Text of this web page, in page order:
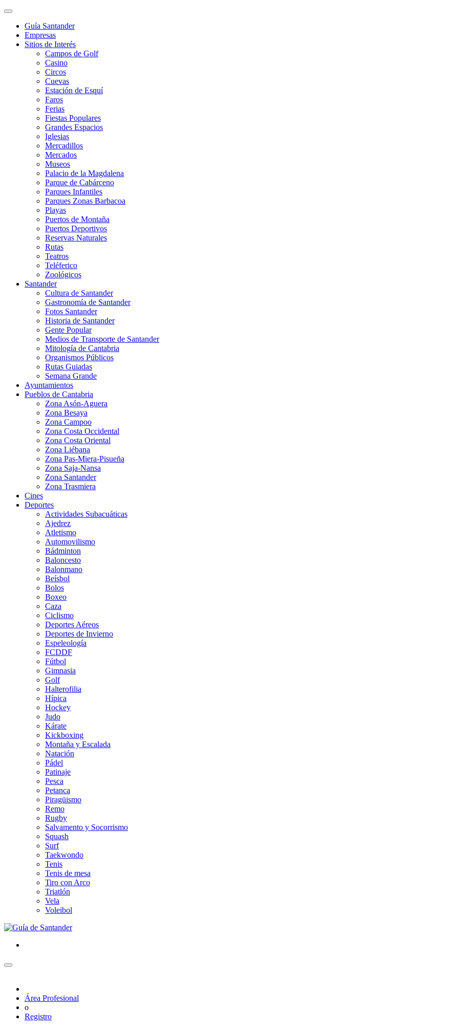
Guía Santander
Empresas
Sitios de Interés
Campos de Golf
Casino
Circos
Cuevas
Estación de Esquí
Faros
Ferias
Fiestas Populares
Grandes Espacios
Iglesias
Mercadillos
Mercados
Museos
Palacio de la Magdalena
Parque de Cabárceno
Parques Infantiles
Parques Zonas Barbacoa
Playas
Puertos de Montaña
Puertos Deportivos
Reservas Naturales
Rutas
Teatros
Teléferico
Zoológicos
Santander
Cultura de Santander
Gastronomía de Santander
Fotos Santander
Historia de Santander
Gente Popular
Medios de Transporte de Santander
Mitología de Cantabria
Organismos Públicos
Rutas Guiadas
Semana Grande
Ayuntamientos
Pueblos de Cantabria
Zona Asón-Aguera
Zona Besaya
Zona Campoo
Zona Costa Occidental
Zona Costa Oriental
Zona Liébana
Zona Pas-Miera-Pisueña
Zona Saja-Nansa
Zona Santander
Zona Trasmiera
Cines
Deportes
Actividades Subacuáticas
Ajedrez
Atletismo
Automovilismo
Bádminton
Baloncesto
Balonmano
Beísbol
Bolos
Boxeo
Caza
Ciclismo
Deportes Aéreos
Deportes de Invierno
Espeleología
FCDDF
Fútbol
Gimnasia
Golf
Halterofilia
Hípica
Hockey
Judo
Kárate
Kickboxing
Montaña y Escalada
Natación
Pádel
Patinaje
Pesca
Petanca
Piragüismo
Remo
Rugby
Salvamento y Socorrismo
Squash
Surf
Taekwondo
Tenis
Tenis de mesa
Tiro con Arco
Triatlón
Vela
Voleibol
Área Profesional
o
Registro